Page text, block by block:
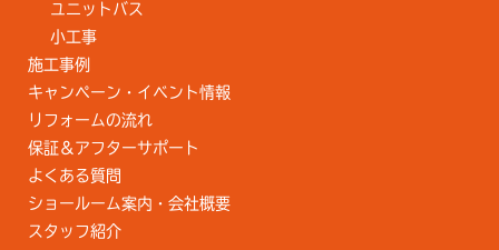
ユニットバス
小工事
施工事例
キャンペーン・イベント情報
リフォームの流れ
保証＆アフターサポート
よくある質問
ショールーム案内・会社概要
スタッフ紹介